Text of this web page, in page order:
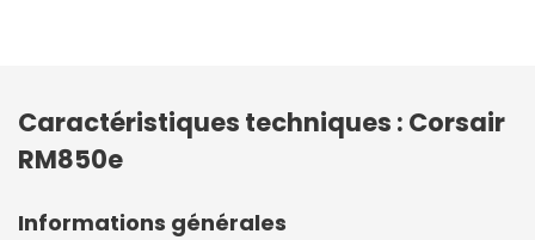
Caractéristiques techniques : Corsair
RM850e
Informations générales